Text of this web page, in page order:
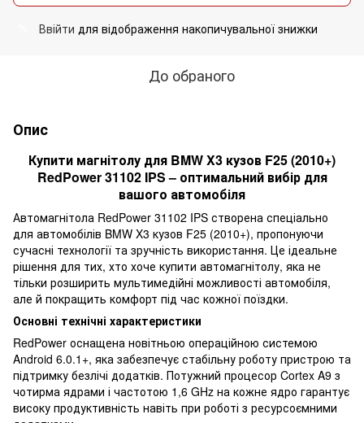
Ввійти для відображення накопичувальної знижки
До обраного
Опис
Купити магнітолу для BMW X3 кузов F25 (2010+)
RedPower 31102 IPS – оптимальний вибір для
вашого автомобіля
Автомагнітола RedPower 31102 IPS створена спеціально
для автомобілів BMW X3 кузов F25 (2010+), пропонуючи
сучасні технології та зручність використання. Це ідеальне
рішення для тих, хто хоче купити автомагнітолу, яка не
тільки розширить мультимедійні можливості автомобіля,
але й покращить комфорт під час кожної поїздки.
Основні технічні характеристики
RedPower оснащена новітньою операційною системою
Android 6.0.1+, яка забезпечує стабільну роботу пристрою та
підтримку безлічі додатків. Потужний процесор Cortex A9 з
чотирма ядрами і частотою 1,6 GHz на кожне ядро гарантує
високу продуктивність навіть при роботі з ресурсоємними